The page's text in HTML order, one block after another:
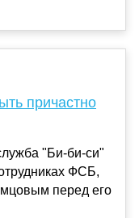
причастно
"Би-би-си"
ФСБ,
перед его